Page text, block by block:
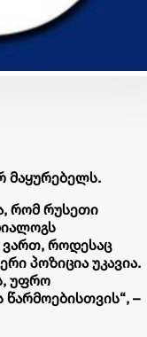
მაყურებელს.
რომ რუსეთი
ვართ, როდესაც
პოზიცია უკავია.
უფრო
–
მობილბანკში
ხმოვანი
გაგზავნაა